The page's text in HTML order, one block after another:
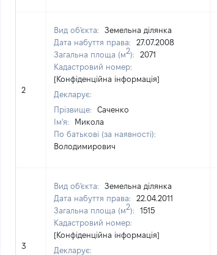
2
Вид об'єкта:
Земельна ділянка
Дата набуття права:
27.07.2008
Загальна площа (м2):
2071
Кадастровий номер:
[Конфіденційна інформація]
Декларує:
Прізвище:
Саченко
Ім'я:
Микола
По батькові (за наявності):
Володимирович
3
Вид об'єкта:
Земельна ділянка
Дата набуття права:
22.04.2011
Загальна площа (м2):
1515
Кадастровий номер:
[Конфіденційна інформація]
Декларує: